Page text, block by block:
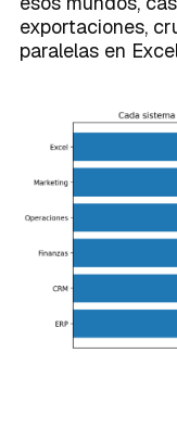
exportaciones,
paralelas en